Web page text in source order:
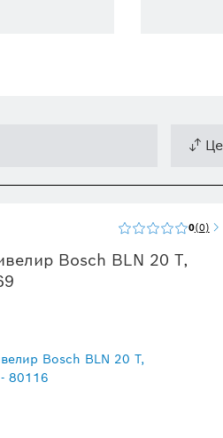
0 0
Bosch BLN 20 T,